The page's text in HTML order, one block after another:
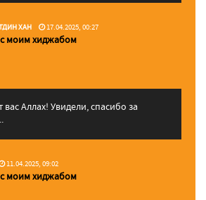
ХАН 17.04.2025, 00:27
с моим хиджабом
вас Аллаx! Увидели, спасибо за
11.04.2025, 09:02
с моим хиджабом